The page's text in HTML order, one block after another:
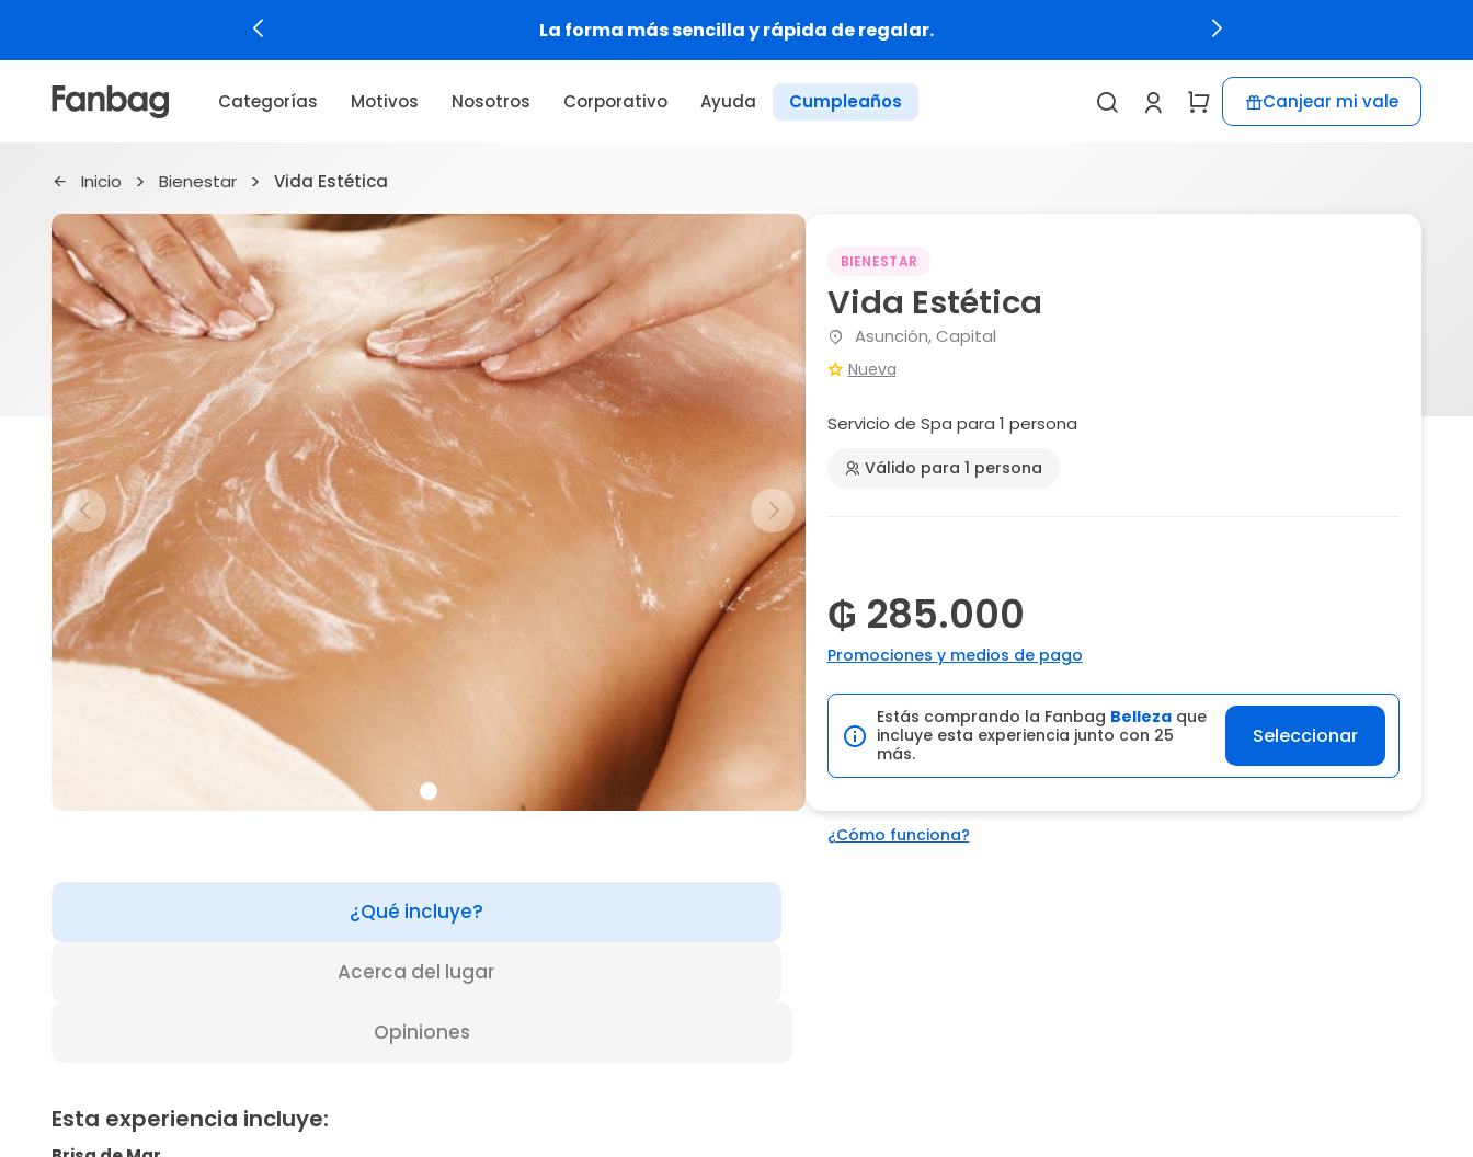
La forma más sencilla y rápida de regalar.
Categorías Motivos Nosotros Corporativo Ayuda Cumpleaños Canjear mi vale
Inicio Bienestar Vida Estética
BIENESTAR
Vida Estética
Asunción, Capital
Nueva
Servicio de Spa para 1 persona
Válido para 1 persona
₲ 285.000
Promociones y medios de pago
Estás comprando la Fanbag Bellezaque
incluye esta experiencia junto con 25
más.
Seleccionar
¿Cómo funciona?
¿Qué incluye?
Acerca del lugar
Opiniones
Esta experiencia incluye: